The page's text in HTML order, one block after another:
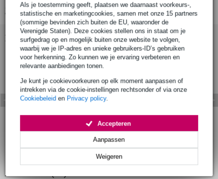
Als je toestemming geeft, plaatsen we daarnaast voorkeurs-,
statistische en marketingcookies, samen met onze 15 partners
(sommige bevinden zich buiten de EU, waaronder de
Verenigde Staten). Deze cookies stellen ons in staat om je
surfgedrag op en mogelijk buiten onze website te volgen,
waarbij we je IP-adres en unieke gebruikers-ID’s gebruiken
voor herkenning. Zo kunnen we je ervaring verbeteren en
relevante aanbiedingen tonen.
Je kunt je cookievoorkeuren op elk moment aanpassen of
intrekken via de cookie-instellingen rechtsonder of via onze
Cookiebeleid en Privacy policy.
Weigeren
Aanpassen
Accepteren
Bekijk alle productspecificaties
Bekijk ook eens (3)
Accessoires (19)